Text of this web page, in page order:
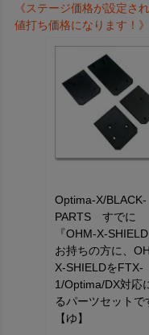
《ステージ価格が設定さ
値打ち価格になります！》
Optima-X/BLACK-
PARTS すでに
『OHM-X-
お持ちの方に、
X-SHIELDをFTX-
1/Optima/DX対応
るパーツセットで
【ゆ】